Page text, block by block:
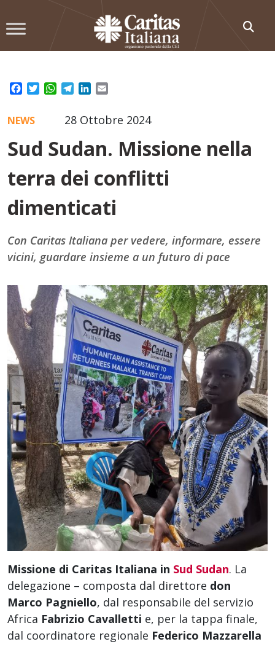
to
Facebook
TwitterWhatsApp
TelegramLinkedIn
28 Ottobre 2024
NEWS
Sud Sudan. Missione nella
terra dei conflitti
dimenticati
Con Caritas Italiana per vedere, informare, essere
vicini, guardare insieme a un futuro di pace
Missione di Caritas Italiana in Sud Sudan. La
delegazione – composta dal direttore don
Marco Pagniello, dal responsabile del servizio
Africa Fabrizio Cavalletti e, per la tappa finale,
dal coordinatore regionale Federico Mazzarella